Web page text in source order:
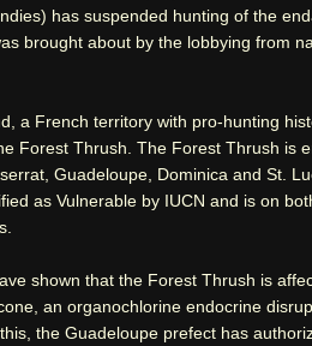
has suspended hunting of the
brought about by the lobbying from
a French territory with pro-hunting
Forest Thrush. The Forest Thrush is
Guadeloupe, Dominica and St.
as Vulnerable by IUCN and is on
shown that the Forest Thrush is
an organochlorine endocrine
the Guadeloupe prefect has